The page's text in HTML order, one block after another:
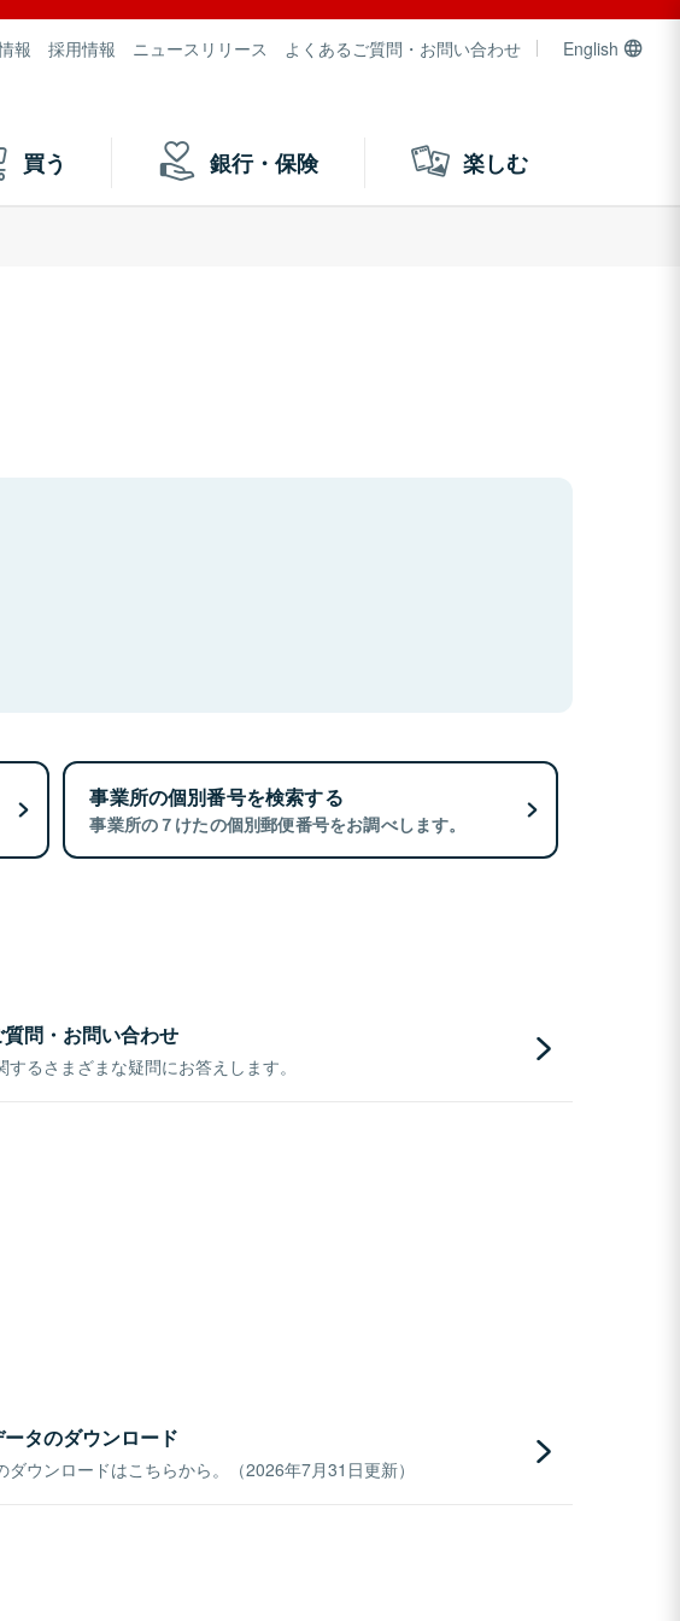
報 採用情報 ニュースリリース よくあるご質問・お問い合わせ English
買う 銀行・保険 楽しむ
事業所の個別番号を検索する
事業所の７けたの個別郵便番号をお調べします。
問・お問い合わせ
するさまざまな疑問にお答えします。
タのダウンロード
ダウンロードはこちらから。（2026年7月31日更新）